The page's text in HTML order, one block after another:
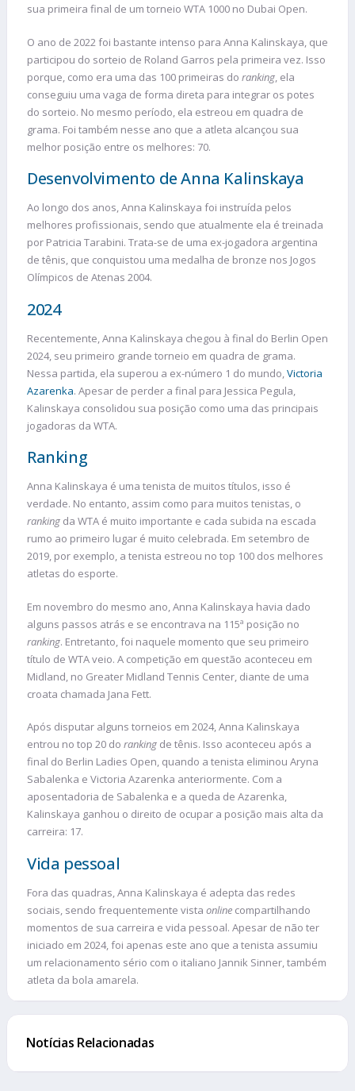
sua primeira final de um torneio WTA 1000 no Dubai Open.
O ano de 2022 foi bastante intenso para Anna Kalinskaya, que
participou do sorteio de Roland Garros pela primeira vez. Isso
porque, como era uma das 100 primeiras do ranking, ela
conseguiu uma vaga de forma direta para integrar os potes
do sorteio. No mesmo período, ela estreou em quadra de
grama. Foi também nesse ano que a atleta alcançou sua
melhor posição entre os melhores: 70.
Desenvolvimento de Anna Kalinskaya
Ao longo dos anos, Anna Kalinskaya foi instruída pelos
melhores profissionais, sendo que atualmente ela é treinada
por Patricia Tarabini. Trata-se de uma ex-jogadora argentina
de tênis, que conquistou uma medalha de bronze nos Jogos
Olímpicos de Atenas 2004.
2024
Recentemente, Anna Kalinskaya chegou à final do Berlin Open
2024, seu primeiro grande torneio em quadra de grama.
Nessa partida, ela superou a ex-número 1 do mundo,Victoria
Azarenka. Apesar de perder a final para Jessica Pegula,
Kalinskaya consolidou sua posição como uma das principais
jogadoras da WTA.
Ranking
Anna Kalinskaya é uma tenista de muitos títulos, isso é
verdade. No entanto, assim como para muitos tenistas, o
ranking da WTA é muito importante e cada subida na escada
rumo ao primeiro lugar é muito celebrada. Em setembro de
2019, por exemplo, a tenista estreou no top 100 dos melhores
atletas do esporte.
Em novembro do mesmo ano, Anna Kalinskaya havia dado
alguns passos atrás e se encontrava na 115ª posição no
ranking. Entretanto, foi naquele momento que seu primeiro
título de WTA veio. A competição em questão aconteceu em
Midland, no Greater Midland Tennis Center, diante de uma
croata chamada Jana Fett.
Após disputar alguns torneios em 2024, Anna Kalinskaya
entrou no top 20 do ranking de tênis. Isso aconteceu após a
final do Berlin Ladies Open, quando a tenista eliminou Aryna
Sabalenka e Victoria Azarenka anteriormente. Com a
aposentadoria de Sabalenka e a queda de Azarenka,
Kalinskaya ganhou o direito de ocupar a posição mais alta da
carreira: 17.
Vida pessoal
Fora das quadras, Anna Kalinskaya é adepta das redes
sociais, sendo frequentemente vista online compartilhando
momentos de sua carreira e vida pessoal. Apesar de não ter
iniciado em 2024, foi apenas este ano que a tenista assumiu
um relacionamento sério com o italiano Jannik Sinner, também
atleta da bola amarela.
Notícias Relacionadas